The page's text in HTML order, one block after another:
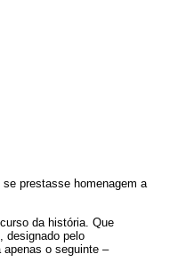
prestasse homenagem a
da história. Que
designado pelo
o seguinte –